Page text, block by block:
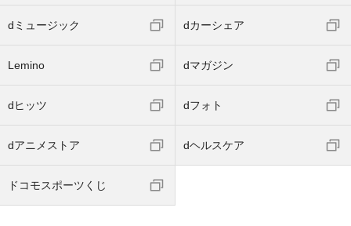
dミュージック dカーシェア
Lemino dマガジン
dヒッツ dフォト
dアニメストア dヘルスケア
ドコモスポーツくじ